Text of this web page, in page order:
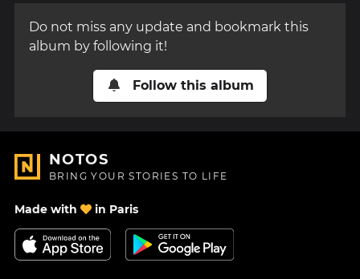
Do not miss any update and bookmark this
album by following it!
Follow this album
NOTOS
BRING YOUR STORIES TO LIFE
Made with in Paris